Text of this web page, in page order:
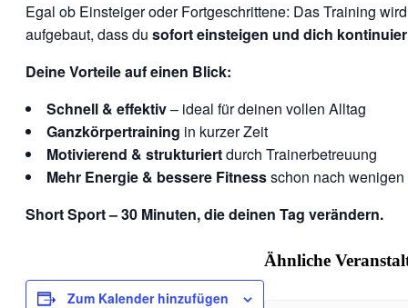
Egal ob Einsteiger oder Fortgeschrittene: Das Training
aufgebaut, dass du sofort einsteigen und dich
Deine Vorteile auf einen Blick:
Schnell & effektiv– ideal für deinen vollen Alltag
Ganzkörpertraining in kurzer Zeit
Motivierend & strukturiertdurch Trainerbetreuung
Mehr Energie & bessere Fitnessschon nach
Short Sport – 30 Minuten, die deinen Tag verändern.
Zum Kalender hinzufügen
Ähnliche